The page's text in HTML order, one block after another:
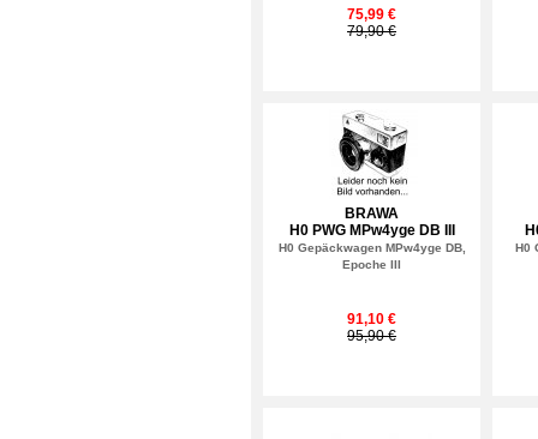
75,99 €
79,90 €
BRAWA
H0 PWG MPw4yge DB III
H0 Gepäckwagen MPw4yge DB,
Epoche III
91,10 €
95,90 €
H0